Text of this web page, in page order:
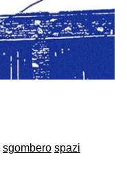
sgombero spazi